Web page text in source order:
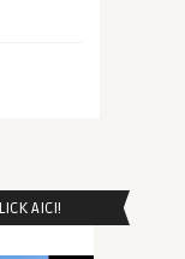
AICI!